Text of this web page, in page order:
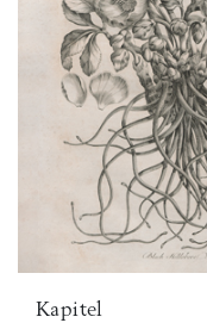
Kapitel